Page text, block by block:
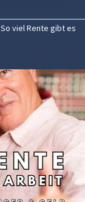
So viel Rente gibt es